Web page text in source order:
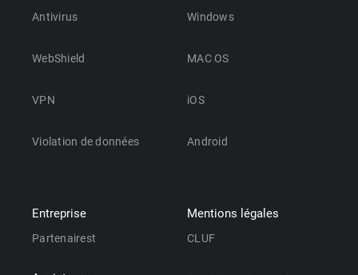
Antivirus
WebShield
VPN
Violation de données
Windows
MAC OS
iOS
Android
Entreprise
Partenairest
Mentions légales
CLUF